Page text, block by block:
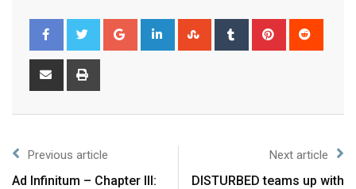
Previous article
Ad Infinitum – Chapter III:
Next article
DISTURBED teams up with